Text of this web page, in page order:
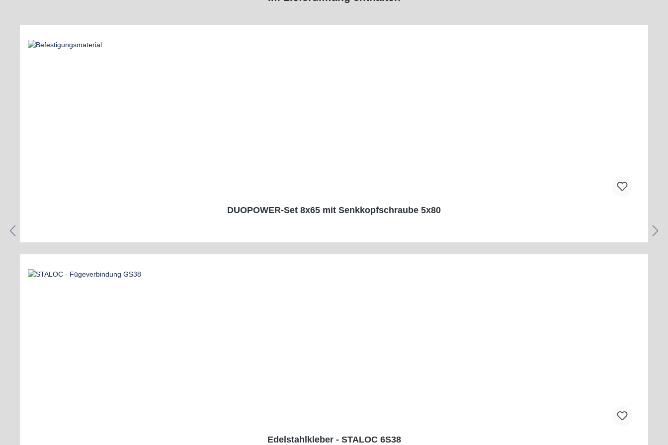
DUOPOWER-Set 8x65 mit Senkkopfschraube 5x80
Edelstahlkleber - STALOC 6S38